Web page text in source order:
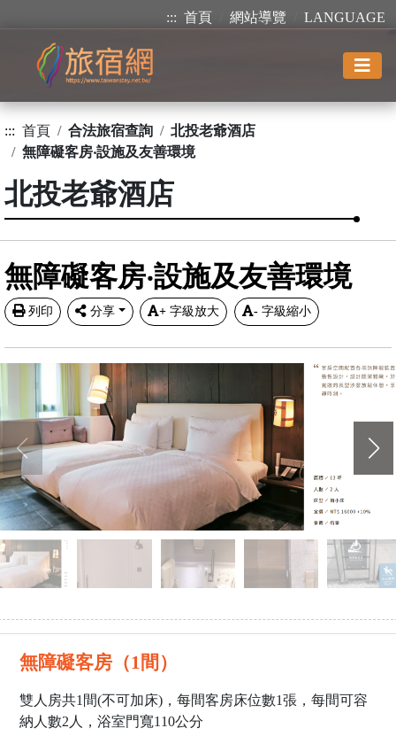
::: 首頁 網站導覽 LANGUAGE
::: 首頁 合法旅宿查詢
北投老爺酒店
無障礙客房‧設施及友善環境
北投老爺酒店
無障礙客房‧設施及友善環境
列印 分享 + 字級放大 - 字級縮小
無障礙客房（1間）
雙人房共1間(不可加床)，每間客房床位數1張，每間可容
納人數2人，浴室門寬110公分